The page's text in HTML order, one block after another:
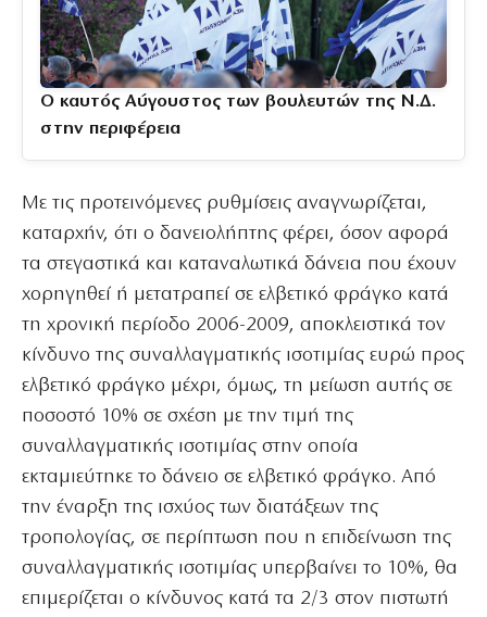
Ο καυτός Αύγουστος των βουλευτών της Ν.Δ.
στην περιφέρεια
Με τις προτεινόμενες ρυθμίσεις αναγνωρίζεται,
καταρχήν, ότι ο δανειολήπτης φέρει, όσον αφορά
τα στεγαστικά και καταναλωτικά δάνεια που έχουν
χορηγηθεί ή μετατραπεί σε ελβετικό φράγκο κατά
τη χρονική περίοδο 2006-2009, αποκλειστικά τον
κίνδυνο της συναλλαγματικής ισοτιμίας ευρώ προς
ελβετικό φράγκο μέχρι, όμως, τη μείωση αυτής σε
ποσοστό 10% σε σχέση με την τιμή της
συναλλαγματικής ισοτιμίας στην οποία
εκταμιεύτηκε το δάνειο σε ελβετικό φράγκο. Από
την έναρξη της ισχύος των διατάξεων της
τροπολογίας, σε περίπτωση που η επιδείνωση της
συναλλαγματικής ισοτιμίας υπερβαίνει το 10%, θα
επιμερίζεται ο κίνδυνος κατά τα 2/3 στον πιστωτή